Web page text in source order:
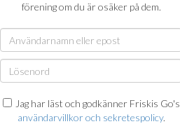
förening om du är osäker på dem.
Jag har läst och godkänner Friskis Go's
användarvillkor och sekretespolicy.